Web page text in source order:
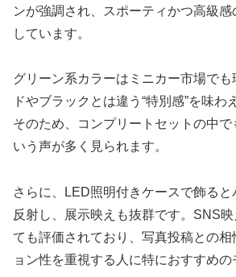
ンが強調され、スポーティかつ高級
しています。
グリーン系カラーはミニカー市場で
ドやブラックとは違う“特別感”を味わ
そのため、コンプリートセットの中で
いう声が多く見られます。
さらに、LED照明付きケースで飾ると
反射し、展示映えも抜群です。SNS
ても評価されており、写真投稿との
ョン性を重視する人に特におすすめの